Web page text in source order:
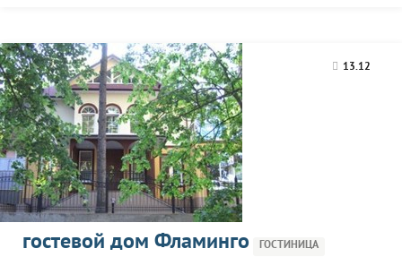
13.12
гостевой дом Фламинго ГОСТИНИЦА